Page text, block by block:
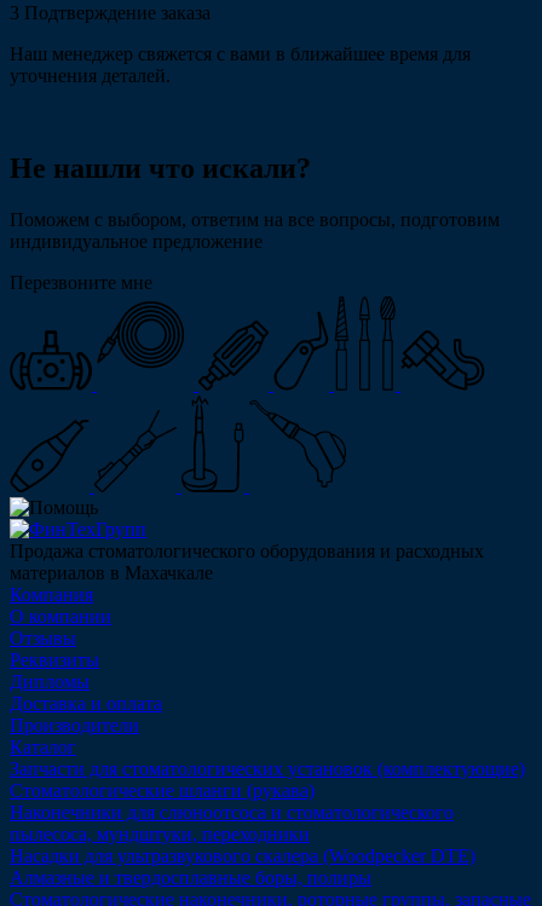
3 Подтверждение заказа
Наш менеджер свяжется с вами в ближайшее время для
уточнения деталей.
Не нашли что искали?
Поможем с выбором, ответим на все вопросы, подготовим
индивидуальное предложение
Перезвоните мне
Продажа стоматологического оборудования и расходных
материалов в Махачкале
Компания
О компании
Отзывы
Реквизиты
Дипломы
Доставка и оплата
Производители
Каталог
Запчасти для стоматологических установок (комплектующие)
Стоматологические шланги (рукава)
Наконечники для слюноотсоса и стоматологического
пылесоса, мундштуки, переходники
Насадки для ультразвукового скалера (Woodpecker DTE)
Алмазные и твердосплавные боры, полиры
Стоматологические наконечники, роторные группы, запасные